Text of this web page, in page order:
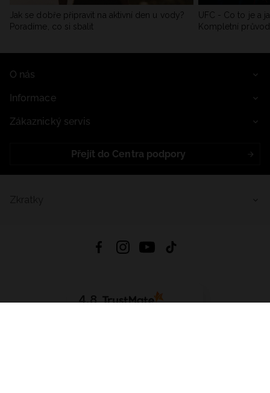
Jak se dobře připravit na aktivní den u vody?
Poradíme, co si sbalit
UFC - Co to je a
Kompletní
O nás
Informace
Zákaznický servis
Přejít do Centra podpory
4.8